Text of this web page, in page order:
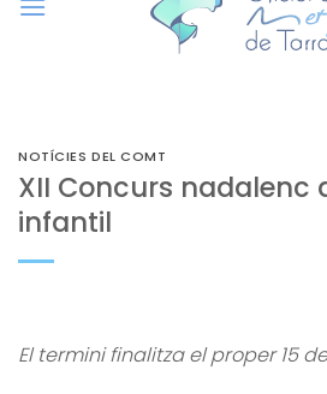
NOTÍCIES DEL COMT
XII Concurs nadalenc
infantil
El termini finalitza el proper 15